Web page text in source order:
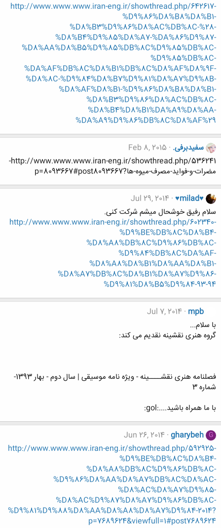
http://www.www.www.iran-eng.ir/showthread.php/642617-
%D9%86%D8%B8%D8%B1-
%D8%B3%D9%86%D8%AC%DB%8C-%28-
%D8%B4%D9%85%D8%A7-%DA%86%D9%87-
%D8%AA%D8%B5%D9%85%DB%8C%D9%85%DB%8C-
%D9%85%DB%8C-
%DA%AF%DB%8C%D8%B1%DB%8C%D8%AF%D8%9F-
%D8%8C-%D9%84%D8%B7%D9%81%D8%A7%D9%8B-
%D8%AF%D8%B1-%D9%86%D8%B8%D8%B1-
%D8%B3%D9%86%D8%AC%DB%8C-
%D8%B4%D8%B1%DA%A9%D8%AA-
%DA%A9%D9%86%DB%8C%D8%AF%29
سفیدبرفی. Feb 8, 2015
http://www.www.www.iran-eng.ir/showthread.php/536241-
مضرات-و-فواید-مصرف-میوه-ها?p=8093667#post8093667
♥milad♥
Jul 29, 2014
سلام رفیق خوشحال میشم شرکت کنی.
http://www.www.www.iran-eng.ir/showthread.php/602340-
%D9%BE%DB%8C%D8%B4-
%D8%A8%DB%8C%D9%86%DB%8C-
%D9%84%DB%8C%DA%AF-
%D8%A8%D8%B1%D8%AA%D8%B1-
%D8%A7%DB%8C%D8%B1%D8%A7%D9%86-
%D9%81%D8%B5%D9%84-93-94
mpb
Jul 7, 2014
با سلام...
گروه هنری نقشینه نقدیم می کند:
فصلنامه هنری نقشــــینه - ویژه نامه موسیقی | سال دوم - بهار 1393-
شماره 3
با ما همراه باشید....:gol:
G
gharybeh
Jun 26, 2014
http://www.www.www.iran-eng.ir/showthread.php/592925-
%D9%BE%DB%8C%D8%B4-
%D8%A8%DB%8C%D9%86%DB%8C-
%D9%86%D8%AA%D8%A7%DB%8C%D8%AC-
%D8%AC%D8%A7%D9%85-
%D8%AC%D9%87%D8%A7%D9%86%DB%8C-
%D9%81%D9%88%D8%AA%D8%A8%D8%A7%D9%84-2014?
p=7689624&viewfull=1#post7689624